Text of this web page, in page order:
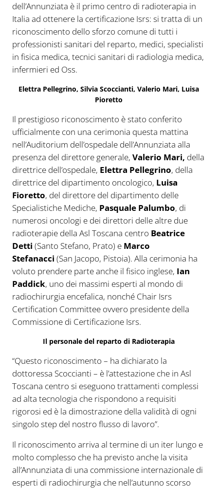
dell’Annunziata è il primo centro di radioterapia in
Italia ad ottenere la certificazione Isrs: si tratta di un
riconoscimento dello sforzo comune di tutti i
professionisti sanitari del reparto, medici, specialisti
in fisica medica, tecnici sanitari di radiologia medica,
infermieri ed Oss.
Elettra Pellegrino, Silvia Scoccianti, Valerio Mari, Luisa
Pioretto
Il prestigioso riconoscimento è stato conferito
ufficialmente con una cerimonia questa mattina
nell’Auditorium dell’ospedale dell’Annunziata alla
presenza del direttore generale, Valerio Mari, della
direttrice dell’ospedale, Elettra Pellegrino, della
direttrice del dipartimento oncologico, Luisa
Fioretto, del direttore del dipartimento delle
Specialistiche Mediche, Pasquale Palumbo, di
numerosi oncologi e dei direttori delle altre due
radioterapie della Asl Toscana centro Beatrice
Detti (Santo Stefano, Prato) e Marco
Stefanacci (San Jacopo, Pistoia). Alla cerimonia ha
voluto prendere parte anche il fisico inglese, Ian
Paddick, uno dei massimi esperti al mondo di
radiochirurgia encefalica, nonché Chair Isrs
Certification Committee ovvero presidente della
Commissione di Certificazione Isrs.
Il personale del reparto di Radioterapia
“Questo riconoscimento – ha dichiarato la
dottoressa Scoccianti – è l’attestazione che in Asl
Toscana centro si eseguono trattamenti complessi
ad alta tecnologia che rispondono a requisiti
rigorosi ed è la dimostrazione della validità di ogni
singolo step del nostro flusso di lavoro”.
Il riconoscimento arriva al termine di un iter lungo e
molto complesso che ha previsto anche la visita
all’Annunziata di una commissione internazionale di
esperti di radiochirurgia che nell’autunno scorso